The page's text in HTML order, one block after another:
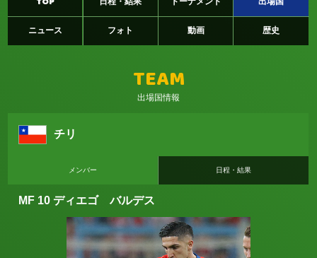
ニュース フォト 動画 歴史
TEAM
出場国情報
チリ
メンバー 日程・結果
MF 10 ディエゴ バルデス